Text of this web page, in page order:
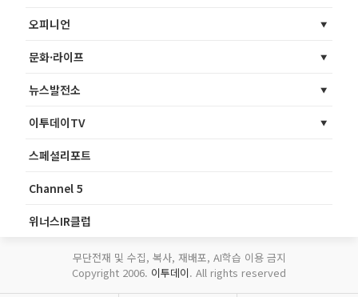
오피니언
문화·라이프
뉴스발전소
이투데이TV
스페셜리포트
Channel 5
위너스IR클럽
무단전재 및 수집, 복사, 재배포, AI학습 이용 금지
Copyright 2006. 이투데이. All rights reserved